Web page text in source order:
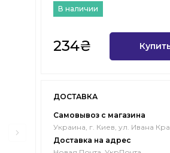
В наличии
234₴
ДОСТАВКА
Самовывоз с магазина
Украина, г. Киев, ул. Ивана
Доставка на адрес